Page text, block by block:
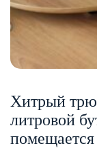
Хитрый
литровой
помещается